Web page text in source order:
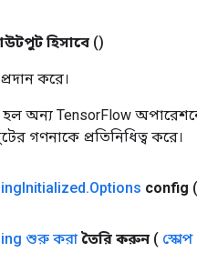
হিসাবে ()
করে।
অন্য TensorFlow
গণনাকে প্রতিনিধিত্ব করে।
Initialized.Options config
শুরু করা তৈরি করুন ( স্কোপ